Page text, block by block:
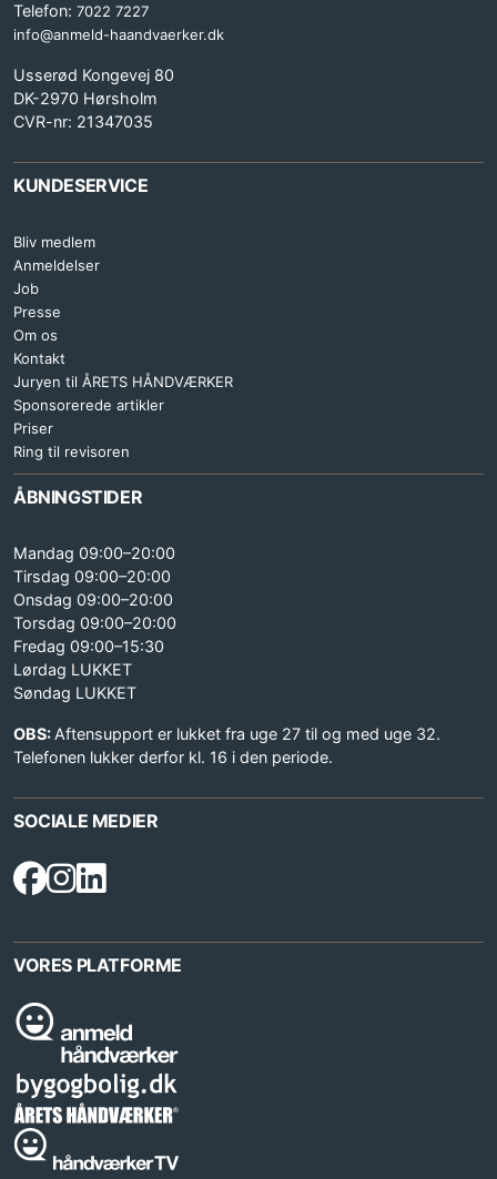
Telefon: 7022 7227
info@anmeld-haandvaerker.dk
Usserød Kongevej 80
DK-2970 Hørsholm
CVR-nr: 21347035
KUNDESERVICE
Bliv medlem
Anmeldelser
Job
Presse
Om os
Kontakt
Juryen til ÅRETS HÅNDVÆRKER
Sponsorerede artikler
Priser
Ring til revisoren
ÅBNINGSTIDER
Mandag 09:00–20:00
Tirsdag 09:00–20:00
Onsdag 09:00–20:00
Torsdag 09:00–20:00
Fredag 09:00–15:30
Lørdag LUKKET
Søndag LUKKET
OBS: Aftensupport er lukket fra uge 27 til og med uge 32.
Telefonen lukker derfor kl. 16 i den periode.
SOCIALE MEDIER
VORES PLATFORME